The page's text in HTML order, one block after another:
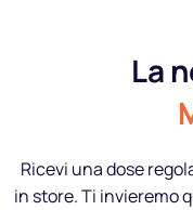
La
Ricevi una dose
in store. Ti invieremo